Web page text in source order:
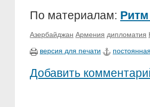
По материалам:
Азербайджан Армения дипломатия
версия для печати
Добавить